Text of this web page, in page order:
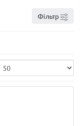
Фільтр